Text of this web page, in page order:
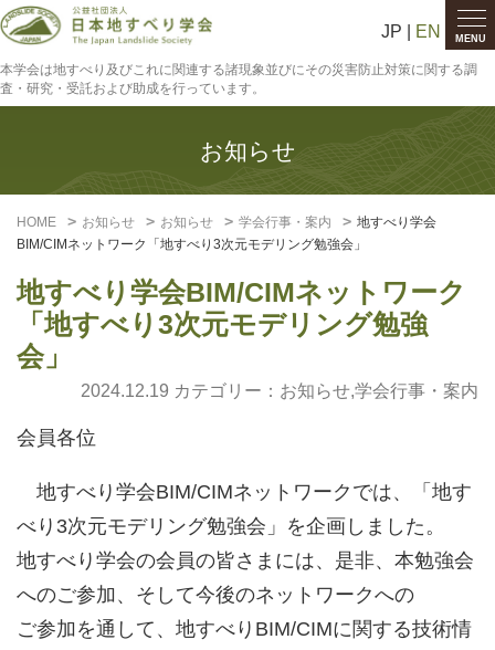
MENU
JP | EN
本学会は地すべり及びこれに関連する諸現象並びにその災害防止対策に関する調
査・研究・受託および助成を行っています。
お知らせ
HOME お知らせ お知らせ 学会行事・案内
地すべり学会
BIM/CIMネットワーク「地すべり3次元モデリング勉強会」
地すべり学会BIM/CIMネットワーク
「地すべり3次元モデリング勉強
会」
2024.12.19 カテゴリー： お知らせ,学会行事・案内
会員各位
地すべり学会BIM/CIMネットワークでは、「地す
べり3次元モデリング勉強会」を企画しました。
地すべり学会の会員の皆さまには、是非、本勉強会
へのご参加、そして今後のネットワークへの
ご参加を通して、地すべりBIM/CIMに関する技術情